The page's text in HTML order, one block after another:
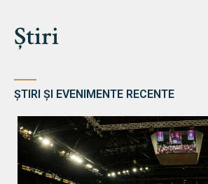
Știri
ȘTIRI ȘI EVENIMENTE RECENTE